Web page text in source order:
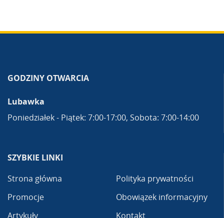
GODZINY OTWARCIA
Lubawka
Poniedziałek - Piątek: 7:00-17:00, Sobota: 7:00-14:00
SZYBKIE LINKI
Strona główna
Promocje
Artykuły
Polityka prywatności
Obowiązek informacyjny
Kontakt